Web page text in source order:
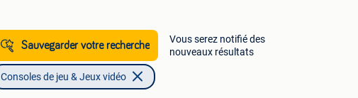
Sauvegarder votre recherche
Vous serez notifié des
nouveaux résultats
Consoles de jeu & Jeux vidéo